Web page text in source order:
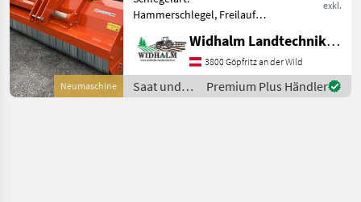
Neumaschine
exkl.
Hammerschlegel, Freilauf:
Seitenverschub:
hydraulisch, rückwärtige
Laufwalze Front und
Heckanabu, hydraulischer
Widhalm Landtechnik GmbH
3800 Göpfritz an der Wild
Saat und
Pflege /
Premium Plus Händler